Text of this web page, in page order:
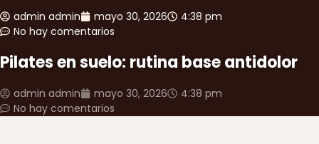
admin admin mayo 30, 2026
4:38 pm
No hay comentarios
Pilates en suelo: rutina base antidolor
admin admin mayo 30, 2026
4:38 pm
No hay comentarios